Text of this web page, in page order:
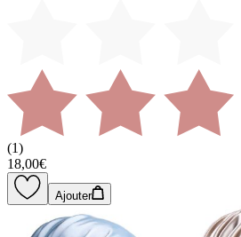
(1)
18,00€
Ajouter